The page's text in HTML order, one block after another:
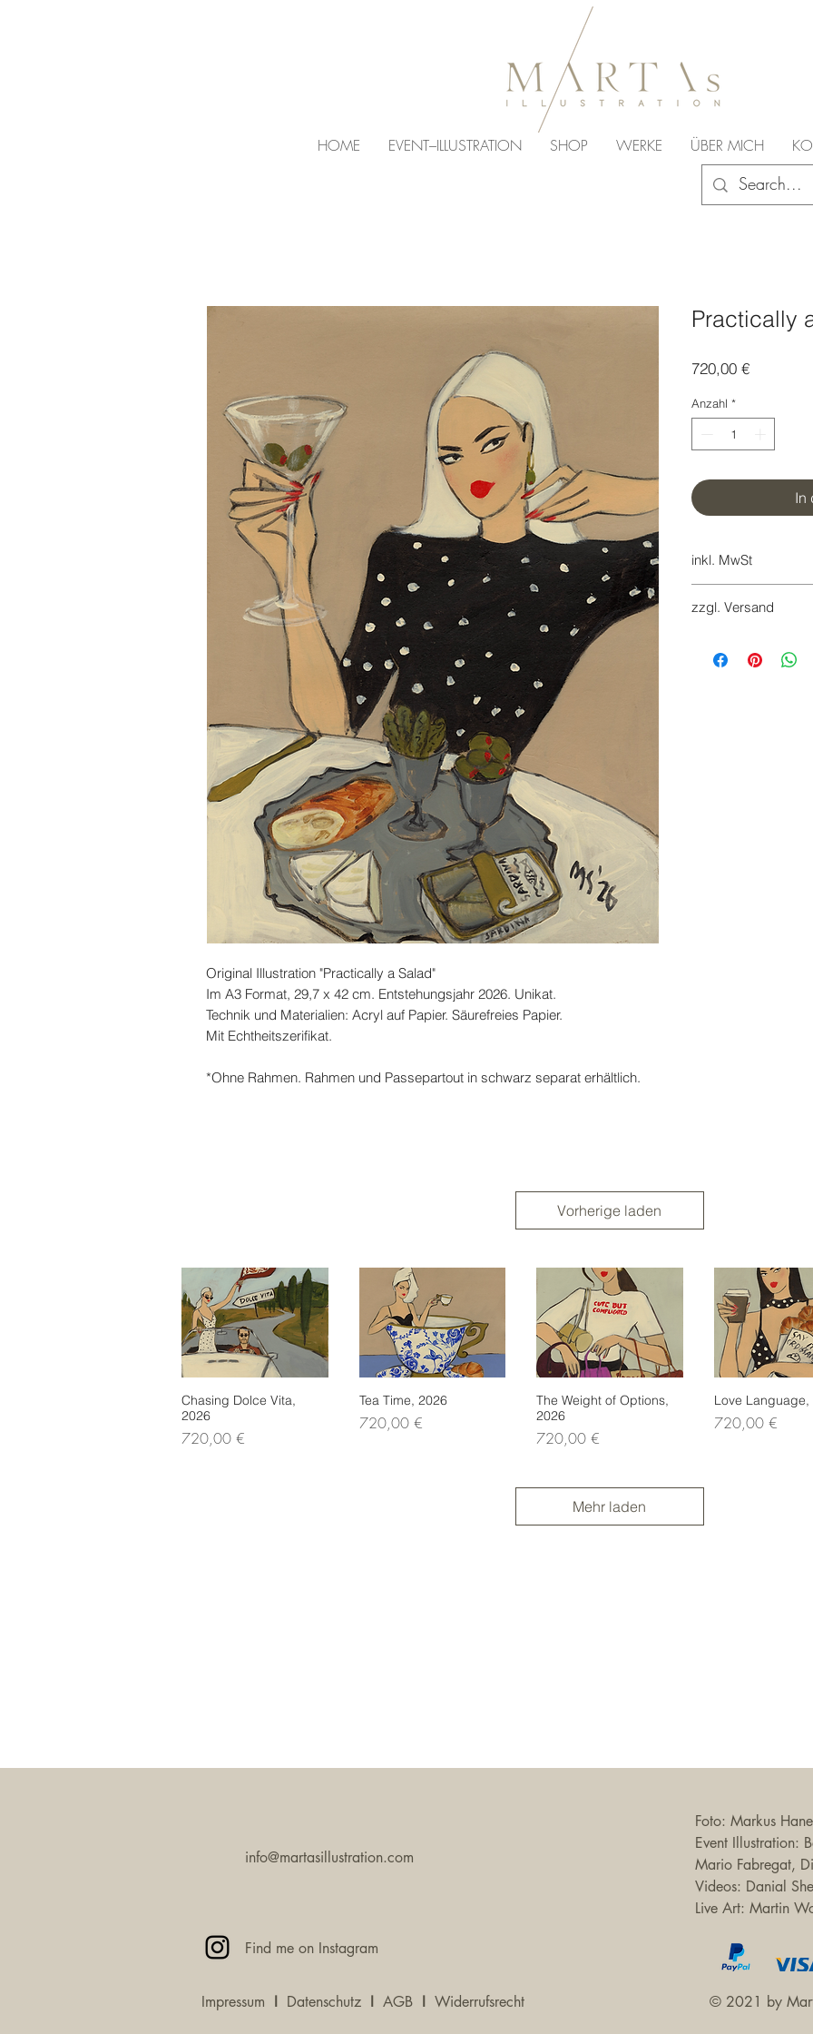
HOME EVENT–ILLUSTRATION SHOP WERKE ÜBER MICH
Original Illustration "Practically a Salad"
Im A3 Format, 29,7 x 42 cm. Entstehungsjahr 2026. Unikat.
Technik und Materialien: Acryl auf Papier. Säurefreies Papier.
Mit Echtheitszerifikat.
*Ohne Rahmen. Rahmen und Passepartout in schwarz separat erhältlich.
Practically
720,00 €Preis
Anzahl *
In
inkl. MwSt
zzgl. Versand
Vorherige laden
Schnellansicht
Chasing Dolce Vita,
2026
Preis
720,00 €
Schnellansicht
Tea Time, 2026
Preis
720,00 €
Schnellansicht
The Weight of Options,
2026
Preis
720,00 €
Love Language,
Preis
720,00 €
Mehr laden
info@martasillustration.com
Find me on Instagram
Impressum I Datenschutz I AGB I Widerrufsrecht
Foto: Markus
Event Illustration:
Mario Fabregat,
Videos: Danial
Live Art: Martin
© 2021 by